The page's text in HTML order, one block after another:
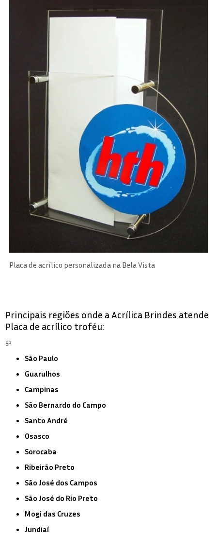
Placa de acrílico personalizada na Bela Vista
Principais regiões onde a Acrílica Brindes atende
Placa de acrílico troféu:
SP
São Paulo
Guarulhos
Campinas
São Bernardo do Campo
Santo André
Osasco
Sorocaba
Ribeirão Preto
São José dos Campos
São José do Rio Preto
Mogi das Cruzes
Jundiaí